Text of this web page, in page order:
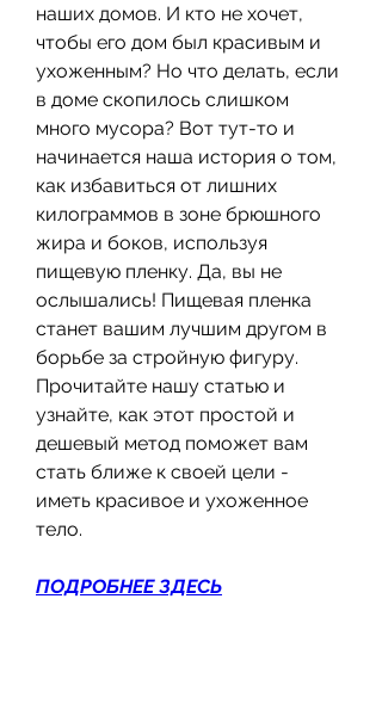
наших домов. И кто не хочет,
чтобы его дом был красивым и
ухоженным? Но что делать, если
в доме скопилось слишком
много мусора? Вот тут-то и
начинается наша история о том,
как избавиться от лишних
килограммов в зоне брюшного
жира и боков, используя
пищевую пленку. Да, вы не
ослышались! Пищевая пленка
станет вашим лучшим другом в
борьбе за стройную фигуру.
Прочитайте нашу статью и
узнайте, как этот простой и
дешевый метод поможет вам
стать ближе к своей цели -
иметь красивое и ухоженное
тело.
ПОДРОБНЕЕ ЗДЕСЬ